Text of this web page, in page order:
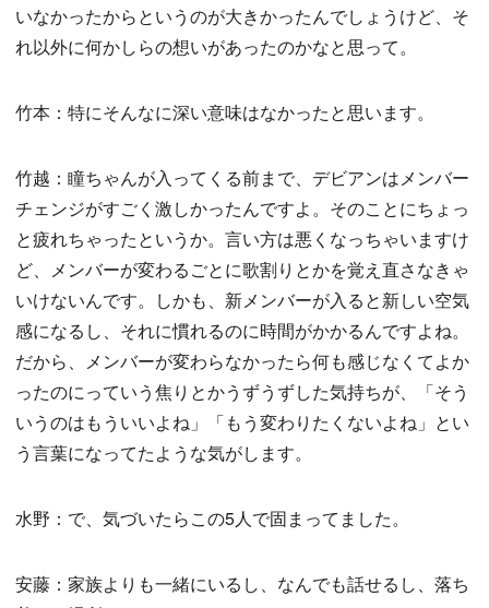
いなかったからというのが大きかったんでしょうけど、そ
れ以外に何かしらの想いがあったのかなと思って。
竹本：特にそんなに深い意味はなかったと思います。
竹越：瞳ちゃんが入ってくる前まで、デビアンはメンバー
チェンジがすごく激しかったんですよ。そのことにちょっ
と疲れちゃったというか。言い方は悪くなっちゃいますけ
ど、メンバーが変わるごとに歌割りとかを覚え直さなきゃ
いけないんです。しかも、新メンバーが入ると新しい空気
感になるし、それに慣れるのに時間がかかるんですよね。
だから、メンバーが変わらなかったら何も感じなくてよか
ったのにっていう焦りとかうずうずした気持ちが、「そう
いうのはもういいよね」「もう変わりたくないよね」とい
う言葉になってたような気がします。
水野：で、気づいたらこの5人で固まってました。
安藤：家族よりも一緒にいるし、なんでも話せるし、落ち